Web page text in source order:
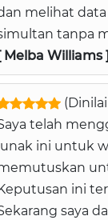
melihat
tanpa
Melba Williams ]
(Dinilai
telah
ini untuk
ini
saya